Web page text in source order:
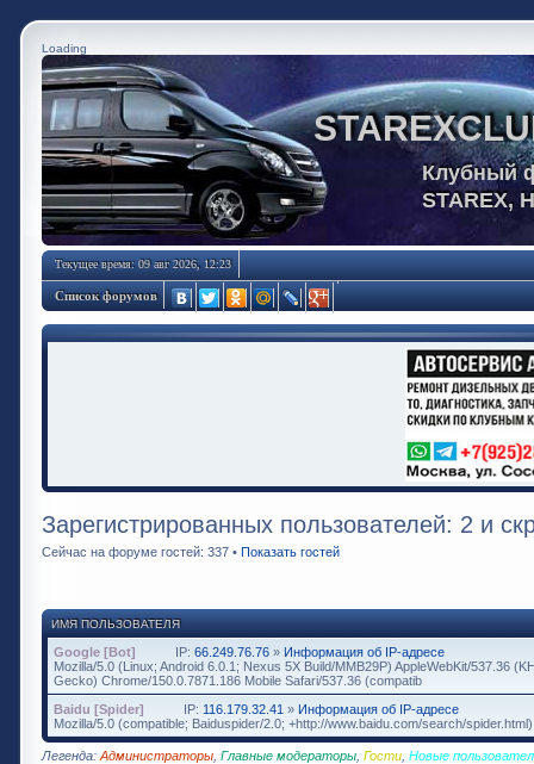
Loading
Клубный
STAREX,
Текущее время: 09 авг 2026, 12:23
Список форумов
Зарегистрированных пользователей: 2 и
Сейчас на форуме гостей: 337 • Показать гостей
ИМЯ ПОЛЬЗОВАТЕЛЯ
Google [Bot] IP: 66.249.76.76 » Информация об IP-адресе
Mozilla/5.0 (Linux; Android 6.0.1; Nexus 5X Build/MMB29P) AppleWebKit/537.36
Gecko) Chrome/150.0.7871.186 Mobile Safari/537.36 (compatib
Baidu [Spider]
IP: 116.179.32.41 » Информация об IP-адресе
Mozilla/5.0 (compatible; Baiduspider/2.0; +http://www.baidu.com/search/spider.html)
Легенда: Администраторы Главные модераторы Гости Новые